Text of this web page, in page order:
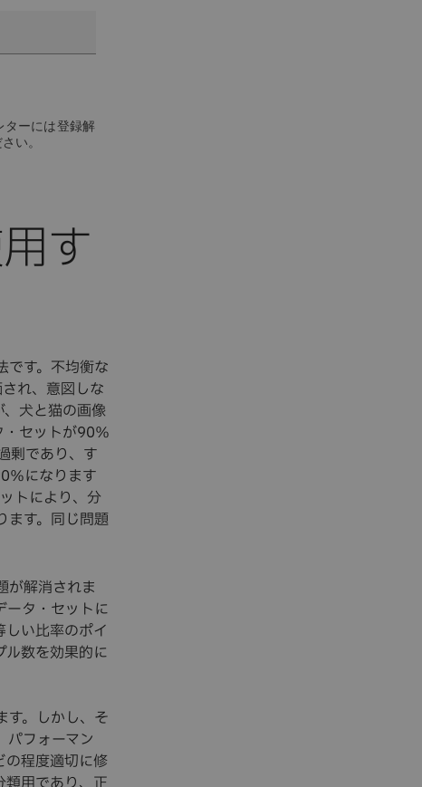
ターには登録解
い。
す
です。不均衡な
れ、意図しな
犬と猫の画像
・セットが90％
剰であり、す
％になります
トにより、分
ます。同じ問題
が解消されま
ータ・セットに
い比率のポイ
ル数を効果的に
す。しかし、そ
パフォーマン
の程度適切に修